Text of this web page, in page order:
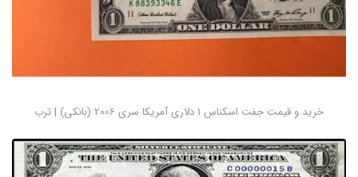
خرید و قیمت جفت اسکناس 1 دلاری آمریکا سری 2006 (بانکی) | ترب